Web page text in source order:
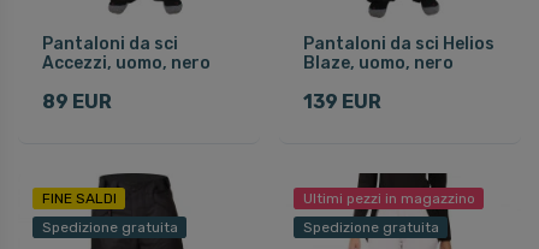
Pantaloni da sci
Accezzi, uomo, nero
89 EUR
Pantaloni da sci Helios
Blaze, uomo, nero
139 EUR
FINE SALDI
Spedizione gratuita
Ultimi pezzi in magazzino
Spedizione gratuita